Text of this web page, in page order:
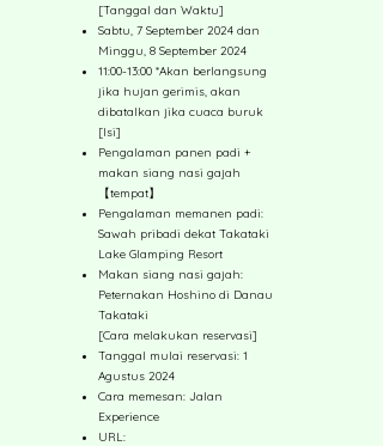
[Tanggal dan Waktu]
Sabtu, 7 September 2024 dan
Minggu, 8 September 2024
11:00-13:00 *Akan berlangsung
jika hujan gerimis, akan
dibatalkan jika cuaca buruk
[Isi]
Pengalaman panen padi +
makan siang nasi gajah
【tempat】
Pengalaman memanen padi:
Sawah pribadi dekat Takataki
Lake Glamping Resort
Makan siang nasi gajah:
Peternakan Hoshino di Danau
Takataki
[Cara melakukan reservasi]
Tanggal mulai reservasi: 1
Agustus 2024
Cara memesan: Jalan
Experience
URL: